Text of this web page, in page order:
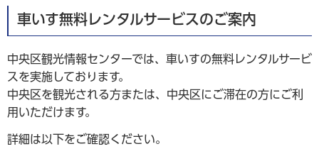
車いす無料レンタルサービスのご案内
中央区観光情報センターでは、車いすの無料レンタルサービ
スを実施しております。
中央区を観光される方または、中央区にご滞在の方にご利
用いただけます。
詳細は以下をご確認ください。